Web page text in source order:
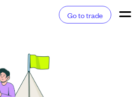
Go to trade